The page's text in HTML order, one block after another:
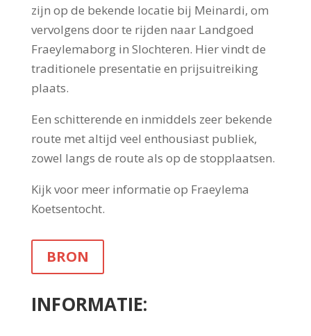
zijn op de bekende locatie bij Meinardi, om
vervolgens door te rijden naar Landgoed
Fraeylemaborg in Slochteren. Hier vindt de
traditionele presentatie en prijsuitreiking
plaats.
Een schitterende en inmiddels zeer bekende
route met altijd veel enthousiast publiek,
zowel langs de route als op de stopplaatsen.
Kijk voor meer informatie op Fraeylema
Koetsentocht.
BRON
INFORMATIE: